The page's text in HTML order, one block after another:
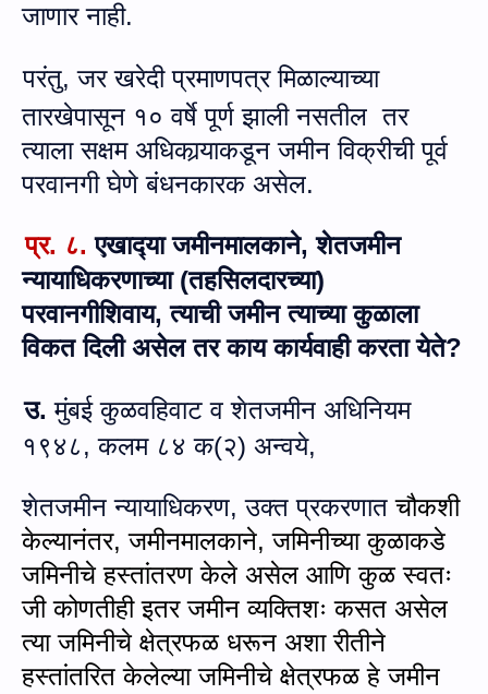
जाणार नाही.
परंतु, जरखरेदी प्रमाणपत्र मिळाल्‍याच्‍या
तारखेपासून १० वर्षे पूर्ण झाली नसतीलतर
त्‍याला सक्षम अधिकार्‍याकडून जमीन विक्रीची पूर्व
परवानगी घेणे बंधनकारक असेल.
प्र. ८. एखाद्‍या जमीनमालकाने, शेतजमीन
न्‍यायाधिकरणाच्‍या (तहसिलदारच्‍या)
परवानगीशिवाय, त्‍याची जमीन त्‍याच्‍या कुळाला
विकत दिली असेल तर काय कार्यवाही करता येते?
उ. मुंबई कुळवहिवाट व शेतजमीन अधिनियम
१९४८, कलम ८४ क(२) अन्‍वये,
शेतजमीन न्‍यायाधिकरण, उक्‍त प्रकरणातचौकशी
केल्यानंतर,जमीनमालकाने,जमिनीच्या कुळाकडे
जमिनीचे हस्तांतरण केले असेल आणि कुळ स्वतः
जी कोणतीही इतर जमीन व्यक्तिशः कसत असेल
त्या जमिनीचे क्षेत्रफळ धरून अशा रीतीने
हस्तांतरित केलेल्‍या जमिनीचे क्षेत्रफळ हे जमीन